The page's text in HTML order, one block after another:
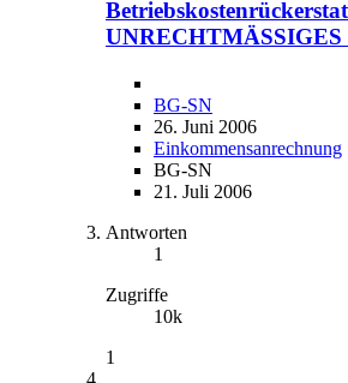
UNRECHTMÄSSIGES
BG-SN
26. Juni 2006
Einkommensanrechnung
BG-SN
21. Juli 2006
Antworten
1
Zugriffe
10k
1